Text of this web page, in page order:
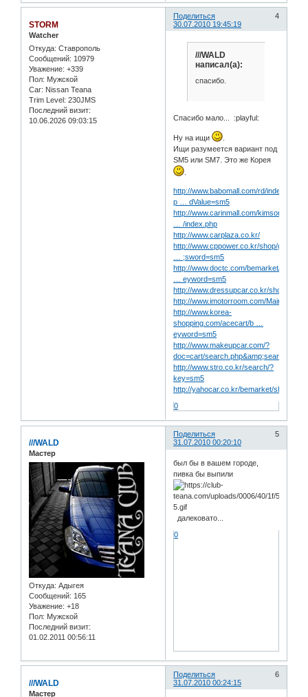
Поделиться
4
30.07.2010 19:45:19
STORM
Watcher
Откуда: Ставрополь
Сообщений: 10979
Уважение: +339
Пол: Мужской
Car: Nissan Teana
Trim Level: 230JMS
Последний визит:
10.06.2026 09:03:15
///WALD
написал(а):
спасибо.
Спасибо мало... :playful:
Ну на ищи
.
Ищи разумеется вариант под
SM5 или SM7. Это же Корея
.
http://www.babomall.com/rd/index.html?
p … dValue=sm5
http://www.carinmall.com/kimson/home/
… /index.php
http://www.carplaza.co.kr/
http://www.cppower.co.kr/shop/goods/
… ;sword=sm5
http://www.doctc.com/bemarket/shop/
… eyword=sm5
http://www.dressupcar.co.kr/shop/main/
http://www.imotorroom.com/Main.aspx
http://www.korea-
shopping.com/acecart/b …
eyword=sm5
http://www.makeupcar.com/?
doc=cart/
http://www.stro.co.kr/search/?
key=sm5
http://yahocar.co.kr/bemarket/shop/
0
Поделиться
5
31.07.2010 00:20:10
///WALD
Мастер
Откуда: Адыгея
Сообщений: 165
Уважение: +18
Пол: Мужской
Последний визит:
01.02.2011 00:56:11
был бы в вашем городе,
пивка бы выпили
далековато...
0
Поделиться
6
31.07.2010 00:24:15
///WALD
Мастер